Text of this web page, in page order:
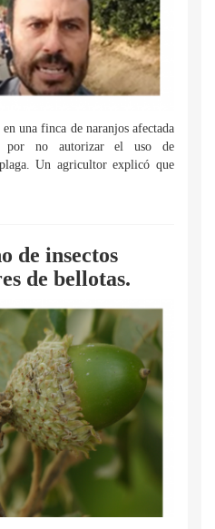
una finca de naranjos afectada
por no autorizar el uso de
Un agricultor explicó que
de insectos
de bellotas.